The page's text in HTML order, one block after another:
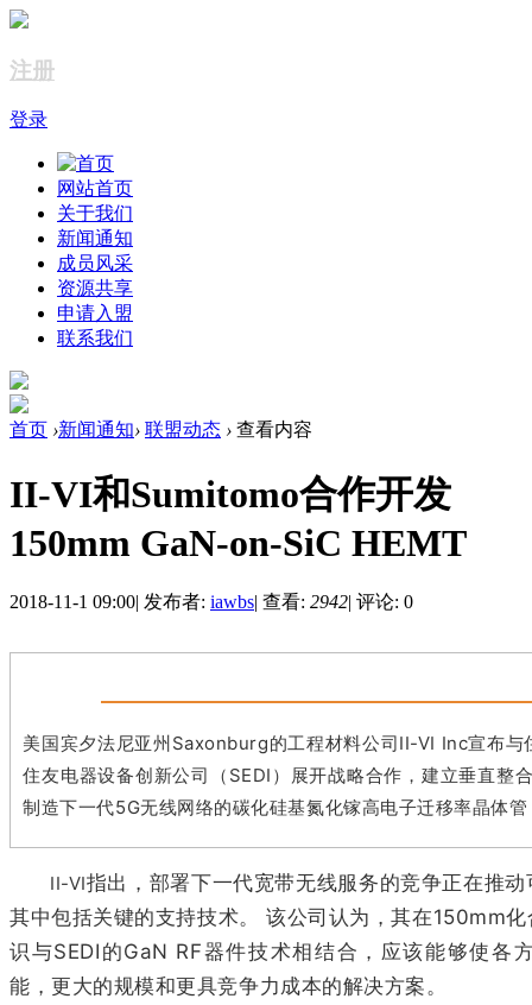
注册
登录
网站首页
关于我们
新闻通知
成员风采
资源共享
申请入盟
联系我们
首页 ›新闻通知› 联盟动态 › 查看内容
II-VI和Sumitomo合作开发
150mm GaN-on-SiC HEMT
2018-11-1 09:00| 发布者: iawbs| 查看: 2942| 评论: 0
美国宾夕法尼亚州Saxonburg的工程材料公司II-VI Inc宣布与
住友电器设备创新公司（SEDI）展开战略合作，建立垂直整
制造下一代5G无线网络的碳化硅基氮化镓高电子迁移率晶体
II-VI指出，部署下一代宽带无线服务的竞争正在推
其中包括关键的支持技术。 该公司认为，其在150mm
识与SEDI的GaN RF器件技术相结合，应该能够使各
能，更大的规模和更具竞争力成本的解决方案。